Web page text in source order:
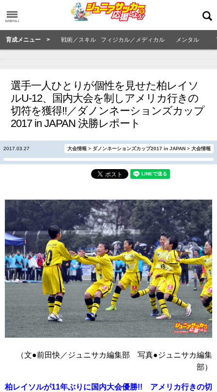
育成メニュー > 戦術／スキル フィジカル／メディカル メンタル
選手一人ひとりが個性を見せた柏レイソ
ルU-12、国内大会を制しアメリカ行きの
切符を獲得!!／ダノンネーションズカップ
2017 in JAPAN 決勝レポート
2017.03.27 大会情報 > ダノンネーションズカップ2017 in JAPAN > 大会情報
（文●前田快／ジュニサカ編集部 写真●ジュニサカ編集
部）
柏レイソルが11年ぶりに国内大会優勝!! アメリカ行きの切